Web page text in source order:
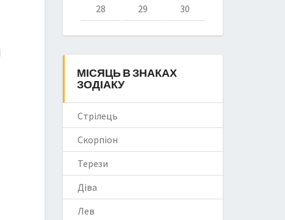
28
29 30
МІСЯЦЬ В ЗНАКАХ
ЗОДІАКУ
Стрілець
Скорпіон
Терези
Діва
Лев